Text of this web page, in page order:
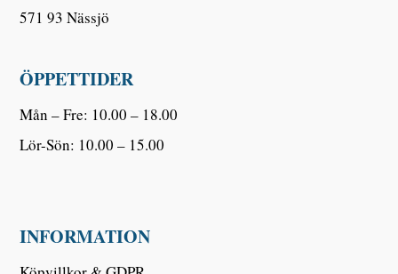
571 93 Nässjö
ÖPPETTIDER
Mån – Fre: 10.00 – 18.00
Lör-Sön: 10.00 – 15.00
INFORMATION